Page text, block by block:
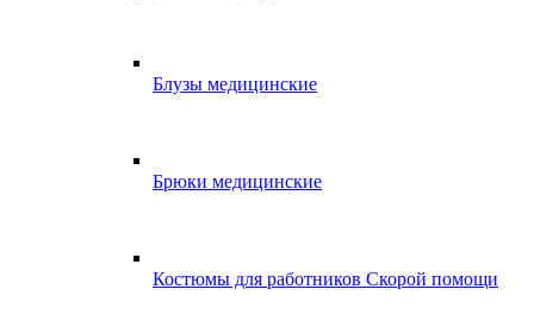
Блузы медицинские
Брюки медицинские
Костюмы для работников Скорой помощи